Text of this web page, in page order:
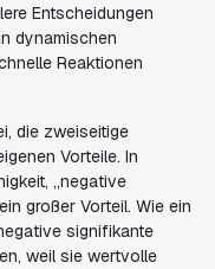
Entscheidungen
dynamischen
Reaktionen
die zweiseitige
Vorteile. In
„negative
großer Vorteil. Wie ein
signifikante
weil sie wertvolle